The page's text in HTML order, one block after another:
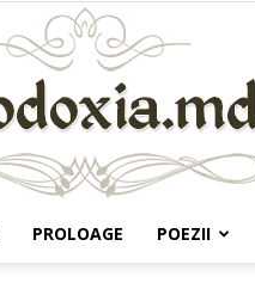
PROLOAGE POEZII